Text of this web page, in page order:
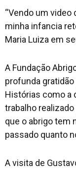
“Vendo um video
minha infancia
Maria Luiza em
A Fundação
profunda gratidão
Histórias como a
trabalho
que o abrigo tem
passado quanto
A visita de